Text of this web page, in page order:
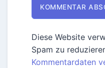
Diese Website
Spam zu
Kommentardaten